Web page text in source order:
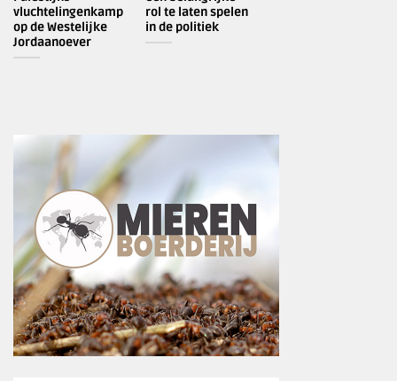
vluchtelingenkamp
op de Westelijke
Jordaanoever
rol te laten spelen
in de politiek